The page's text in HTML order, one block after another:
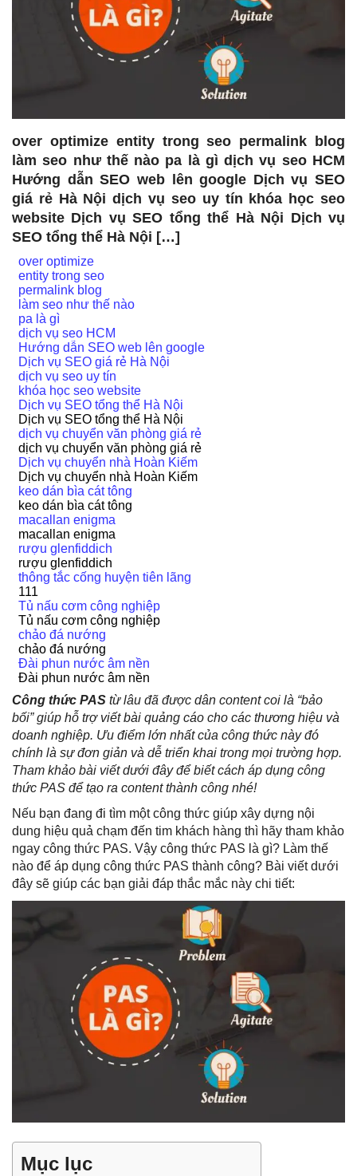
over optimize entity trong seo permalink blog
làm seo như thế nào pa là gì dịch vụ seo HCM
Hướng dẫn SEO web lên google Dịch vụ SEO
giá rẻ Hà Nội dịch vụ seo uy tín khóa học seo
website Dịch vụ SEO tổng thể Hà Nội Dịch vụ
SEO tổng thể Hà Nội […]
over optimize
entity trong seo
permalink blog
làm seo như thế nào
pa là gì
dịch vụ seo HCM
Hướng dẫn SEO web lên google
Dịch vụ SEO giá rẻ Hà Nội
dịch vụ seo uy tín
khóa học seo website
Dịch vụ SEO tổng thể Hà Nội
Dịch vụ SEO tổng thể Hà Nội
dịch vụ chuyển văn phòng giá rẻ
dịch vụ chuyển văn phòng giá rẻ
Dịch vụ chuyển nhà Hoàn Kiếm
Dịch vụ chuyển nhà Hoàn Kiếm
keo dán bìa cát tông
keo dán bìa cát tông
macallan enigma
macallan enigma
rượu glenfiddich
rượu glenfiddich
thông tắc cống huyện tiên lãng
111
Tủ nấu cơm công nghiệp
Tủ nấu cơm công nghiệp
chảo đá nướng
chảo đá nướng
Đài phun nước âm nền
Đài phun nước âm nền
Công thức PAS từ lâu đã được dân content coi là “bảo
bối” giúp hỗ trợ viết bài quảng cáo cho các thương hiệu và
doanh nghiệp. Ưu điểm lớn nhất của công thức này đó
chính là sự đơn giản và dễ triển khai trong mọi trường hợp.
Tham khảo bài viết dưới đây để biết cách áp dụng công
thức PAS để tạo ra content thành công nhé!
Nếu bạn đang đi tìm một công thức giúp xây dựng nội
dung hiệu quả chạm đến tim khách hàng thì hãy tham khảo
ngay công thức PAS. Vậy công thức PAS là gì? Làm thế
nào để áp dụng công thức PAS thành công? Bài viết dưới
đây sẽ giúp các bạn giải đáp thắc mắc này chi tiết:
Mục lục